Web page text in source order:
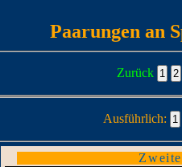
Paarungen an
Zurück
Ausführlich: